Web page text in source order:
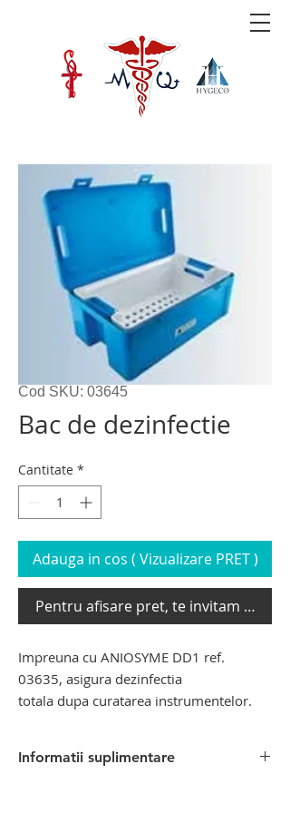
Cod SKU: 03645
Bac de dezinfectie
Cantitate *
Adauga in cos ( Vizualizare PRET )
Pentru afisare pret, te invitam sa te
Impreuna cu ANIOSYME DD1 ref.
03635, asigura dezinfectia
totala dupa curatarea instrumentelor.
Informatii suplimentare